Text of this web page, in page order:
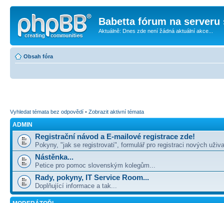
Babetta fórum na serveru
Aktuálně: Dnes zde není žádná aktuální akce...
Obsah fóra
Vyhledat témata bez odpovědí • Zobrazit aktivní témata
ADMIN
Registrační návod a E-mailové registrace zde!
Pokyny, "jak se registrovati", formulář pro registraci nových
Nástěnka...
Petice pro pomoc slovenským kolegům...
Rady, pokyny, IT Service Room...
Doplňující informace a tak...